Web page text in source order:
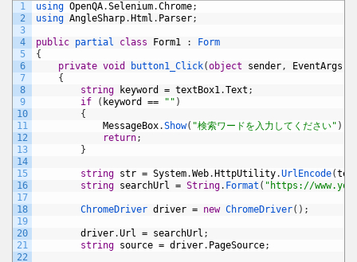
1
2
3
4
5
6
7
8
9
10
11
12
13
14
15
16
17
18
19
20
21
22
using OpenQA.Selenium.Chrome;
using AngleSharp. Html . Parser;
public partial class Form1 :
Form
{
private void button1_Click(object sender, EventArgs
{
string
keyword = textBox1.Text ;
if
( keyword == "" )
{
MessageBox.Show( "検索ワードを入力してください" )
return;
}
string str = System.Web. HttpUtility.UrlEncode(
string searchUrl = String. Format ( "https://
ChromeDriver driver = new ChromeDriver( ) ;
driver.Url = searchUrl ;
string source = driver. PageSource;